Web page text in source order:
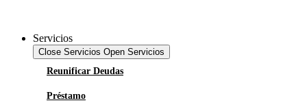
Servicios
Close Servicios Open Servicios
Reunificar Deudas
Préstamo